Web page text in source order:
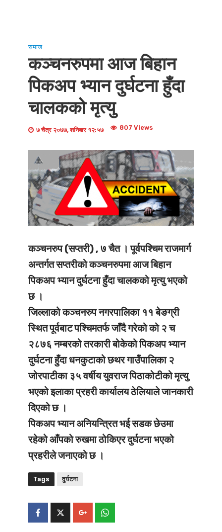
समाज
कञ्चनरुपमा आज बिहान
पिकअप भ्यान दुर्घटना हुँदा
चालकको मृत्यु
७ चैत्र २०७७, शनिबार १२:५७ 807 Views
कञ्चनरुप (सप्तरी) , ७ चैत । पूर्वपश्चिम राजमार्ग
अन्तर्गत सप्तरीको कञ्चनरुपमा आज बिहान
पिकअप भ्यान दुर्घटना हुँदा चालकको मृत्यु भएको
छ ।
जिल्लाको कञ्चनरुप नगरपालिका ११ बेङग्री
स्थित पूर्वबाट पश्चिमतर्फ जाँदै गरेको को २ च
२८७६ नम्बरको तरकारी बोकेको पिकअप भ्यान
दुर्घटना हुँदा धनकुटाको छथर गाउँपालिका २
जोरपाटीका ३५ वर्षीय युवराज पिठाकोटीको मृत्यु
भएको इलाका प्रहरी कार्यालय ठेलियाले जानकारी
दिएको छ ।
पिकअप भ्यान अनियन्त्रित भई सडक छेउमा
रहेको आँपको रुखमा ठोकिएर दुर्घटना भएको
प्रहरीले जनाएको छ ।
Tags दुर्घटना